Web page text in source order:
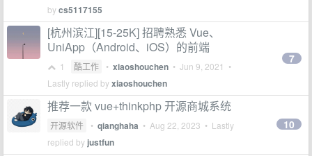
bycs5117155
[杭州滨江][15-25K] 招聘熟悉 Vue、
UniApp（Android、iOS）的前端
1 酷工作 • xiaoshouchen • Jun 9, 2021 •
Lastly replied byxiaoshouchen
7
推荐一款 vue+thinkphp 开源商城系统
开源软件 • qianghaha • Aug 22, 2023 • Lastly
replied by justfun
10